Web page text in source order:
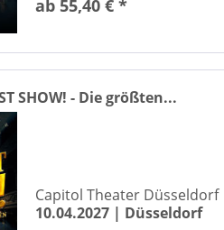
ab 55,40 € *
SHOW! - Die größten...
Capitol Theater Düsseldorf
10.04.2027 | Düsseldorf